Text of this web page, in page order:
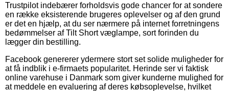
Trustpilot indebærer forholdsvis gode chancer for at sondere
en række eksisterende brugeres oplevelser og af den grund
er det en hjælp, at du ser nærmere på internet forretningens
bedømmelser af Tilt Short væglampe, sort forinden du
lægger din bestilling.
Facebook genererer ydermere stort set solide muligheder for
at få indblik i e-firmaets popularitet. Herinde ser vi faktisk
online varehuse i Danmark som giver kunderne mulighed for
at meddele en evaluering af deres købsoplevelse, hvilket